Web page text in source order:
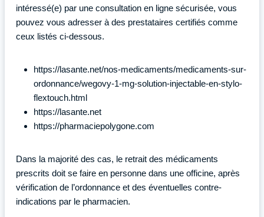
intéressé(e) par une consultation en ligne sécurisée, vous
pouvez vous adresser à des prestataires certifiés comme
ceux listés ci-dessous.
https://lasante.net/nos-medicaments/medicaments-sur-
ordonnance/wegovy-1-mg-solution-injectable-en-stylo-
flextouch.html
https://lasante.net
https://pharmaciepolygone.com
Dans la majorité des cas, le retrait des médicaments
prescrits doit se faire en personne dans une officine, après
vérification de l’ordonnance et des éventuelles contre-
indications par le pharmacien.